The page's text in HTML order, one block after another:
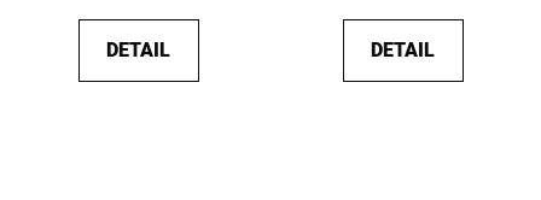
DETAIL DETAIL